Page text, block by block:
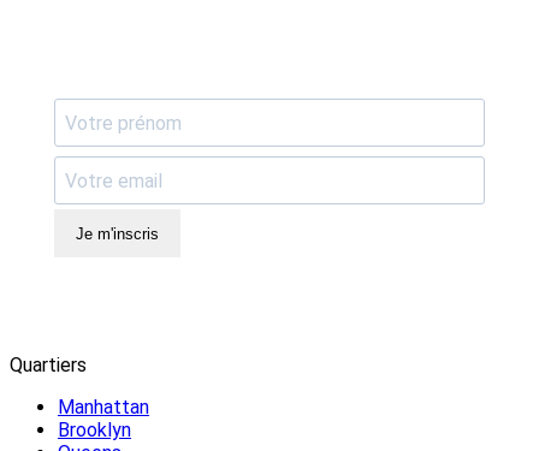
Je m'inscris
Quartiers
Manhattan
Brooklyn